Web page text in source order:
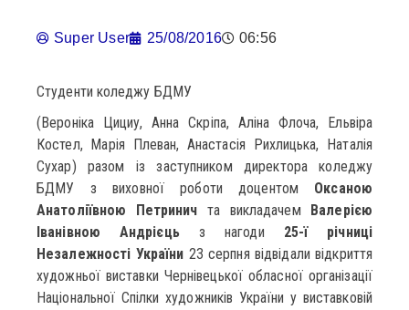
Super User 25/08/2016 06:56
Студенти коледжу БДМУ
(Вероніка Цициу, Анна Скріпа, Аліна Флоча, Ельвіра
Костел, Марія Плеван, Анастасія Рихлицька, Наталія
Сухар) разом із заступником директора коледжу
БДМУ з виховної роботи доцентом Оксаною
Анатоліївною Петринич та викладачем Валерією
Іванівною Андрієцьз нагоди 25-ї річниці
Незалежності України 23 серпня відвідали відкриття
художньої виставки Чернівецької обласної організації
Національної Спілки художників України у виставковій